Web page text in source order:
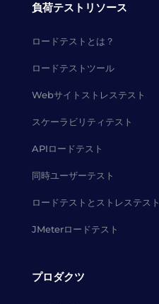
負荷テストリソース
ロードテストとは？
ロードテストツール
Webサイトストレステスト
スケーラビリティテスト
APIロードテスト
同時ユーザーテスト
ロードテストとストレステスト
JMeterロードテスト
プロダクツ